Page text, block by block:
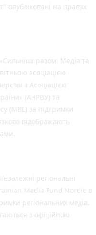
опубліковані на правах
разом: Медіа та
асоціацією
з Асоціацією
(АНРВУ) та
(MBL) за підтримки
відображають
регіональні
Media Fund Nordic в
регіональних медіа.
з офіційною